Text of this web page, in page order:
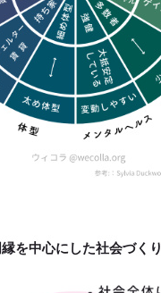
縁を中心にした社会づくり